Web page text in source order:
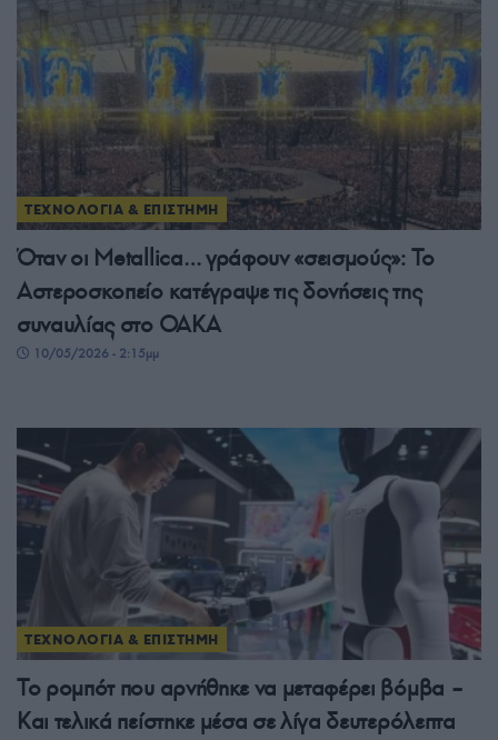
ΤΕΧΝΟΛΟΓΙΑ & ΕΠΙΣΤΗΜΗ
Όταν οι Metallica… γράφουν «σεισμούς»: Το
Αστεροσκοπείο κατέγραψε τις δονήσεις της
συναυλίας στο ΟΑΚΑ
10/05/2026 - 2:15μμ
ΤΕΧΝΟΛΟΓΙΑ & ΕΠΙΣΤΗΜΗ
Το ρομπότ που αρνήθηκε να μεταφέρει βόμβα –
Και τελικά πείστηκε μέσα σε λίγα δευτερόλεπτα